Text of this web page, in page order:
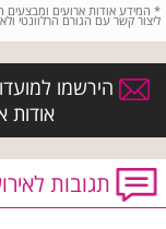
* המידע אודות ארועים ומבצעים
ליצור קשר עם הגורם הרלוונטי
הירשמו
אודות
תגובות